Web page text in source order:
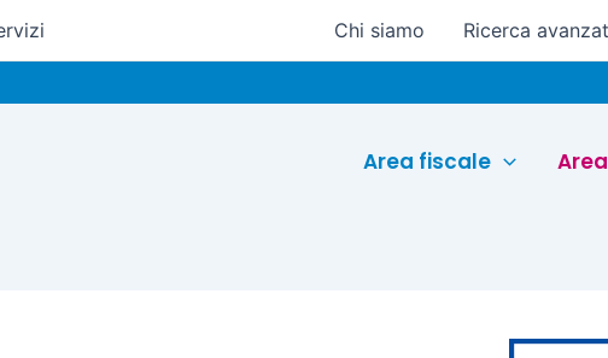
Chi siamo Ricerca
Area fiscale